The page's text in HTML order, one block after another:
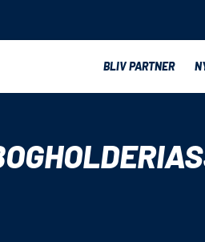
BLIV PARTNER